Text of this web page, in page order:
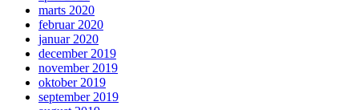
marts 2020
februar 2020
januar 2020
december 2019
november 2019
oktober 2019
september 2019